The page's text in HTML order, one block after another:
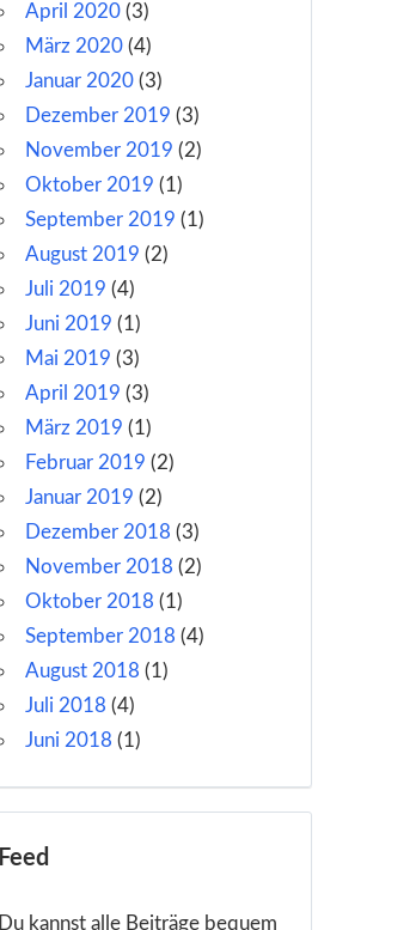
April 2020(3)
März 2020(4)
Januar 2020(3)
Dezember 2019 (3)
November 2019 (2)
Oktober 2019 (1)
September 2019 (1)
August 2019 (2)
Juli 2019 (4)
Juni 2019 (1)
Mai 2019 (3)
April 2019 (3)
März 2019 (1)
Februar 2019 (2)
Januar 2019 (2)
Dezember 2018 (3)
November 2018 (2)
Oktober 2018 (1)
September 2018 (4)
August 2018 (1)
Juli 2018 (4)
Juni 2018 (1)
Feed
Du kannst alle Beiträge bequem